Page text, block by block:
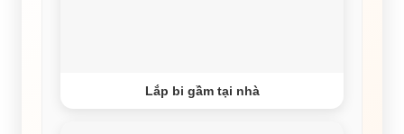
Lắp bi gầm tại nhà